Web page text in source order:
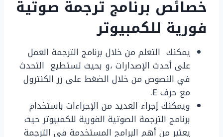
خصائص برنامج ترجمة صوتية
فورية للكمبيوتر
يمكنك التعلم من خلال برنامج الترجمة العمل
على أحدث الإصدارات ،و بحيث تستطيع التحدث
في النصوص من خلال الضغط على زر الكنترول
مع حرف E.
ويمكنك إجراء العديد من الإجراءات باستخدام
برنامج الترجمة الصوتية الفورية للكمبيوتر حيث
يعتبر من أهم البرامج المستخدمة في الترجمة